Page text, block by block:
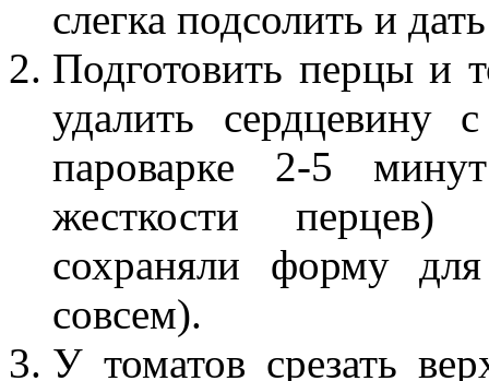
слегка подсолить и
Подготовить перцы и
удалить сердцевину
пароварке 2-5
жесткости перцев)
сохраняли форму
совсем).
У томатов срезать